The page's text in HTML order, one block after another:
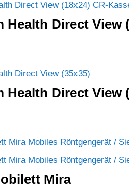
Health Direct View
Health Direct View
Mira